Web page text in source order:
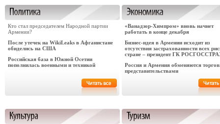
Кто стал председателем Народной партии
Армении?
После утечек на WikiLeaks в Афганистане
обиделись на США
Российская база в Южной Осетии
пополнилась военными и техникой
«Ванадзор-Химпром» вновь начнет
работать в конце декабря
Бизнес-идея в Армении исходит из
отсутствия застрахованности всех
стране – президент ГК
Россия и Армения обменяются
представительствами